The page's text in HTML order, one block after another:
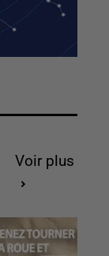
Voir plus